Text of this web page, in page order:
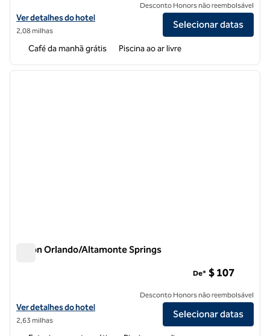
Exibir detalhes do hotel Homewood Suites by Hilton Orlando-
Ver detalhes do hotel
2,08 milhas
Desconto Honors não reembolsável
Selecionar datas
Café da manhã grátis Piscina ao ar livre
1 de 12
Hilton Orlando/Altamonte Springs
Exibir detalhes do hotel Hilton Orlando/Altamonte Springs
Ver detalhes do hotel
2,63 milhas
De* $ 107
Desconto Honors não reembolsável
Selecionar datas